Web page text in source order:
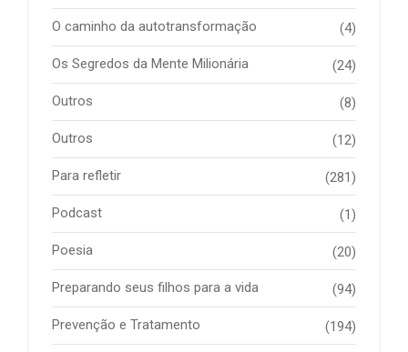
O caminho da autotransformação (4)
Os Segredos da Mente Milionária (24)
Outros (8)
Outros (12)
Para refletir (281)
Podcast (1)
Poesia (20)
Preparando seus filhos para a vida (94)
Prevenção e Tratamento (194)